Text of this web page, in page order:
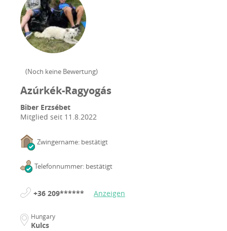
(Noch keine Bewertung)
Azúrkék-Ragyogás
Biber Erzsébet
Mitglied seit 11.8.2022
Zwingername: bestätigt
Telefonnummer: bestätigt
+36 209****** Anzeigen
Hungary
Kulcs